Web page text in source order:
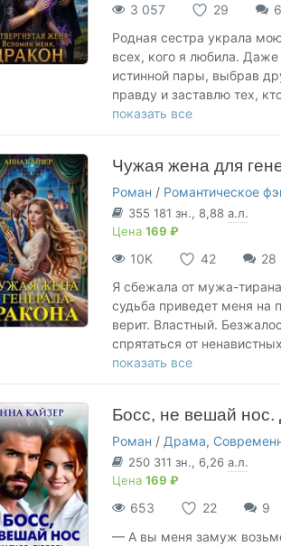
Вас ожидают в истории:
🔥 истинная пара,
🔥 сильная героиня,
🔥 дракон со сложным
🔥 запретная страсть,
🔥 от ненависти до любви,
НЕ ЗАБУДЬТЕ ДОБАВИТЬ
Ваши комментарии
3 057 29 6
Родная сестра украла
всех, кого я любила.
истинной пары, выбрав
правду и заставлю тех,
Однако судьба
должником и почему-то
А был ли мой истинный
НЕ ЗАБУДЬТЕ ДОБАВИТЬ
Главы каждый день
показать все
Чужая жена для
Роман / Романтическое
355 181 зн., 8,88 а.л.
Цена 169 ₽
10K 42 28
Я сбежала от мужа-
судьба приведет меня на
верит. Властный.
спрятаться от
Вот только захочет ли
🔥 истинная пара,
🔥 адекватная героиня,
🔥 благородный генерал
🔥 запретная страсть,
🔥 столкновение
🔥 любовь и магия.
показать все
Босс, не вешай нос.
Роман / Драма,
250 311 зн., 6,26 а.л.
Цена 169 ₽
653 22 9
— А вы меня замуж